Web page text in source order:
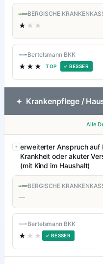
BERGISCHE
★ ★★
Bertelsmann BKK
★★★ TOP ✓ BESSER
✦ Krankenpflege /
Alle
erweiterter Anspruch auf
Krankheit oder akuter
(mit Kind im Haushalt)
BERGISCHE
—
Bertelsmann BKK
★ ★★ ✓ BESSER